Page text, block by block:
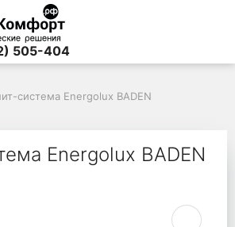
505-404
BADEN
система Energolux BADEN
Energolux BADEN